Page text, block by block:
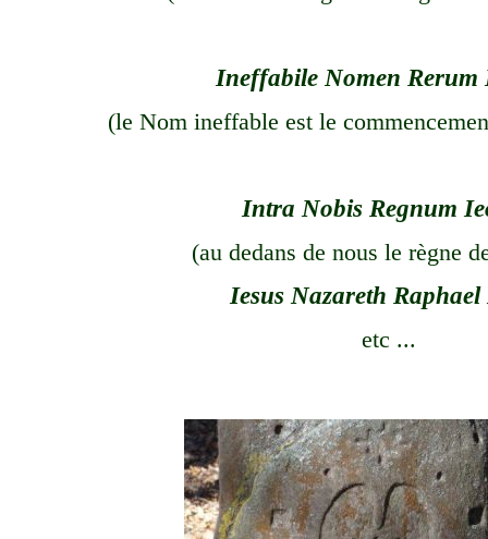
Ineffabile Nomen
(le Nom ineffable est le
Intra Nobis Regnum
(au dedans de nous le règne
Iesus Nazareth
etc ...